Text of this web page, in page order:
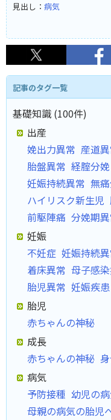
見出し： 病気
記事のタグ一覧
基礎知識 (100件)
出産
娩出力異常 産道
胎盤異常 経腟分娩
妊娠持続異常 無
ハイリスク新生児
前駆陣痛 分娩期
妊娠
不妊症 妊娠持続
着床異常 母子感
胎児異常 妊娠疾患
胎児
赤ちゃんの神秘
成長
赤ちゃんの神秘
病気
予防接種 幼児の
母親の病気の胎児